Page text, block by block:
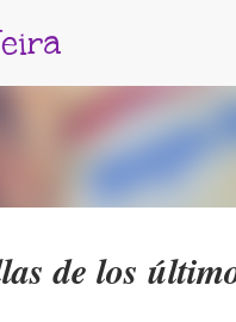
de los